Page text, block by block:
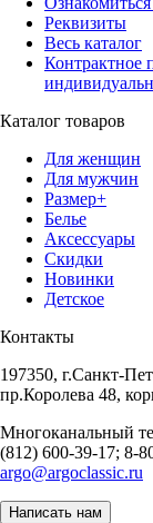
Реквизиты
Весь каталог
Контрактное
Каталог товаров
Для женщин
Для мужчин
Размер+
Белье
Аксессуары
Скидки
Новинки
Детское
Контакты
197350, г.Санкт-
пр.Королева 48,
Многоканальный
(812) 600-39-17; 8-
argo@argoclassic.ru
Написать нам